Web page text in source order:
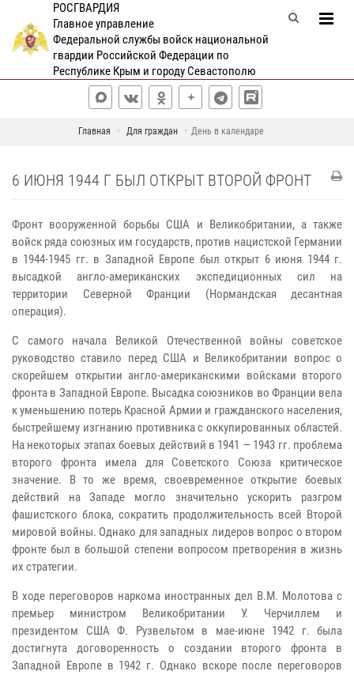
РОСГВАРДИЯ
Главное управление
Федеральной службы войск национальной
гвардии Российской Федерации по
Республике Крым и городу Севастополю
Главная Для граждан День в календаре
6 ИЮНЯ 1944 Г БЫЛ ОТКРЫТ ВТОРОЙ ФРОНТ
Фронт вооруженной борьбы США и Великобритании, а также
войск ряда союзных им государств, против нацистской Германии
в 1944-1945 гг. в Западной Европе был открыт 6 июня 1944 г.
высадкой англо-американских экспедиционных сил на
территории Северной Франции (Нормандская десантная
операция).
С самого начала Великой Отечественной войны советское
руководство ставило перед США и Великобритании вопрос о
скорейшем открытии англо-американскими войсками второго
фронта в Западной Европе. Высадка союзников во Франции вела
к уменьшению потерь Красной Армии и гражданского населения,
быстрейшему изгнанию противника с оккупированных областей.
На некоторых этапах боевых действий в 1941 — 1943 гг. проблема
второго фронта имела для Советского Союза критическое
значение. В то же время, своевременное открытие боевых
действий на Западе могло значительно ускорить разгром
фашистского блока, сократить продолжительность всей Второй
мировой войны. Однако для западных лидеров вопрос о втором
фронте был в большой степени вопросом претворения в жизнь
их стратегии.
В ходе переговоров наркома иностранных дел В.М. Молотова с
премьер министром Великобритании У. Черчиллем и
президентом США Ф. Рузвельтом в мае-июне 1942 г. была
достигнута договоренность о создании второго фронта в
Западной Европе в 1942 г. Однако вскоре после переговоров